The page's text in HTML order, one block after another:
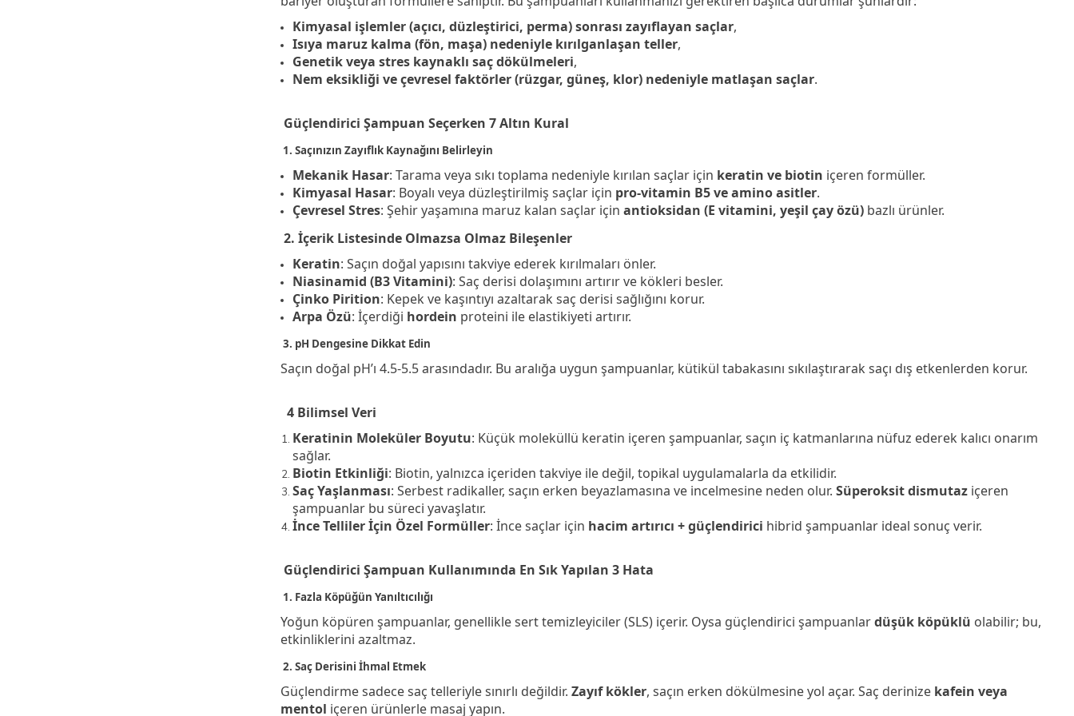
Kimyasal işlemler (açıcı, düzleştirici, perma) sonrası zayıflayan saçlar,
Isıya maruz kalma (fön, maşa) nedeniyle kırılganlaşan teller,
Genetik veya stres kaynaklı saç dökülmeleri,
Nem eksikliği ve çevresel faktörler (rüzgar, güneş, klor) nedeniyle matlaşan saçlar.
Güçlendirici Şampuan Seçerken 7 Altın Kural
1. Saçınızın Zayıflık Kaynağını Belirleyin
Mekanik Hasar: Tarama veya sıkı toplama nedeniyle kırılan saçlar için keratin ve biotin içeren formüller.
Kimyasal Hasar: Boyalı veya düzleştirilmiş saçlar için pro-vitamin B5 ve amino asitler.
Çevresel Stres: Şehir yaşamına maruz kalan saçlar için antioksidan (E vitamini, yeşil çay özü) bazlı ürünler.
2. İçerik Listesinde Olmazsa Olmaz Bileşenler
Keratin: Saçın doğal yapısını takviye ederek kırılmaları önler.
Niasinamid (B3 Vitamini): Saç derisi dolaşımını artırır ve kökleri besler.
Çinko Pirition: Kepek ve kaşıntıyı azaltarak saç derisi sağlığını korur.
Arpa Özü: İçerdiği hordein proteini ile elastikiyeti artırır.
3. pH Dengesine Dikkat Edin
Saçın doğal pH’ı 4.5-5.5 arasındadır. Bu aralığa uygun şampuanlar, kütikül tabakasını sıkılaştırarak saçı dış etkenlerden korur.
4 Bilimsel Veri
Keratinin Moleküler Boyutu: Küçük moleküllü keratin içeren şampuanlar, saçın iç katmanlarına nüfuz ederek kalıcı onarım
sağlar.
Biotin Etkinliği: Biotin, yalnızca içeriden takviye ile değil, topikal uygulamalarla da etkilidir.
Saç Yaşlanması: Serbest radikaller, saçın erken beyazlamasına ve incelmesine neden olur. Süperoksit dismutaz içeren
şampuanlar bu süreci yavaşlatır.
İnce Telliler İçin Özel Formüller: İnce saçlar için hacim artırıcı + güçlendirici hibrid şampuanlar ideal sonuç verir.
Güçlendirici Şampuan Kullanımında En Sık Yapılan 3 Hata
1. Fazla Köpüğün Yanıltıcılığı
Yoğun köpüren şampuanlar, genellikle sert temizleyiciler (SLS) içerir. Oysa güçlendirici şampuanlardüşük köpüklü olabilir; bu,
etkinliklerini azaltmaz.
2. Saç Derisini İhmal Etmek
Güçlendirme sadece saç telleriyle sınırlı değildir. Zayıf kökler, saçın erken dökülmesine yol açar. Saç derinize kafein veya
mentol içeren ürünlerle masaj yapın.